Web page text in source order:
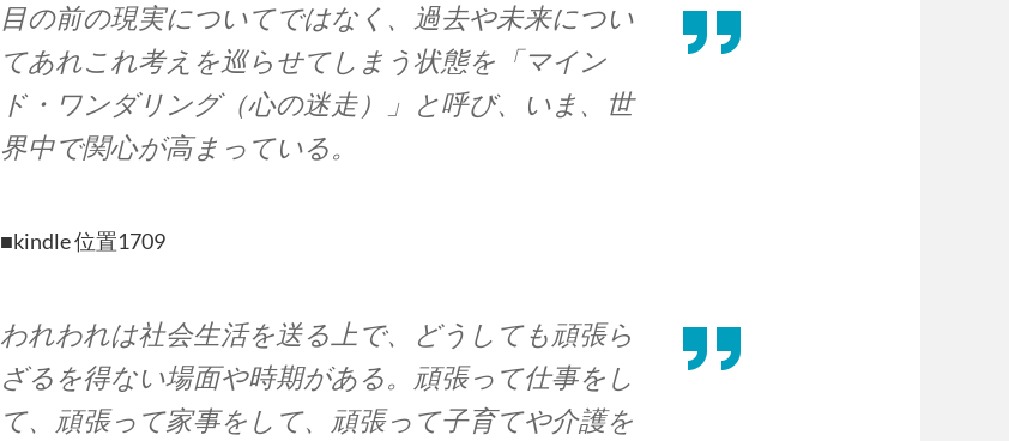
目の前の現実についてではなく、過去や未来につい
てあれこれ考えを巡らせてしまう状態を「マイン
ド・ワンダリング（心の迷走）」と呼び、いま、世
界中で関心が高まっている。
■kindle 位置1709
われわれは社会生活を送る上で、どうしても頑張ら
ざるを得ない場面や時期がある。頑張って仕事をし
て、頑張って家事をして、頑張って子育てや介護を